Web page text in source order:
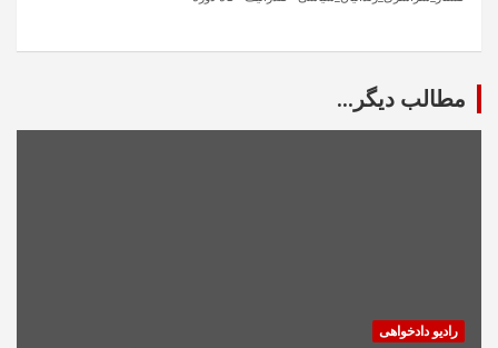
مطالب دیگر...
رادیو دادخواهی